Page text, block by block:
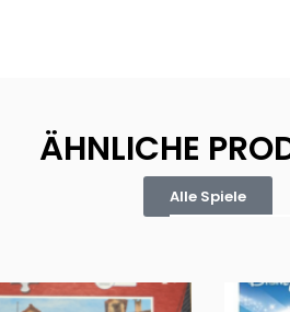
ÄHNLICHE
Alle Spiele